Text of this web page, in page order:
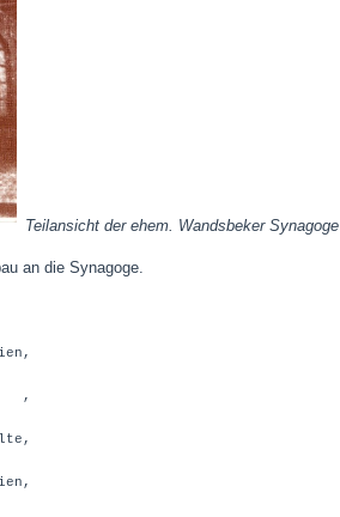
Teilansicht der ehem. Wandsbeker Synagoge
an die Synagoge.
,